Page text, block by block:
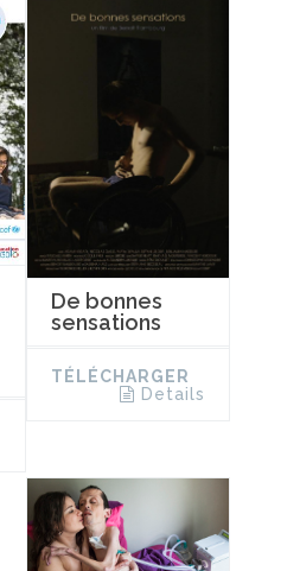
De bonnes
sensations
TÉLÉCHARGER
Details